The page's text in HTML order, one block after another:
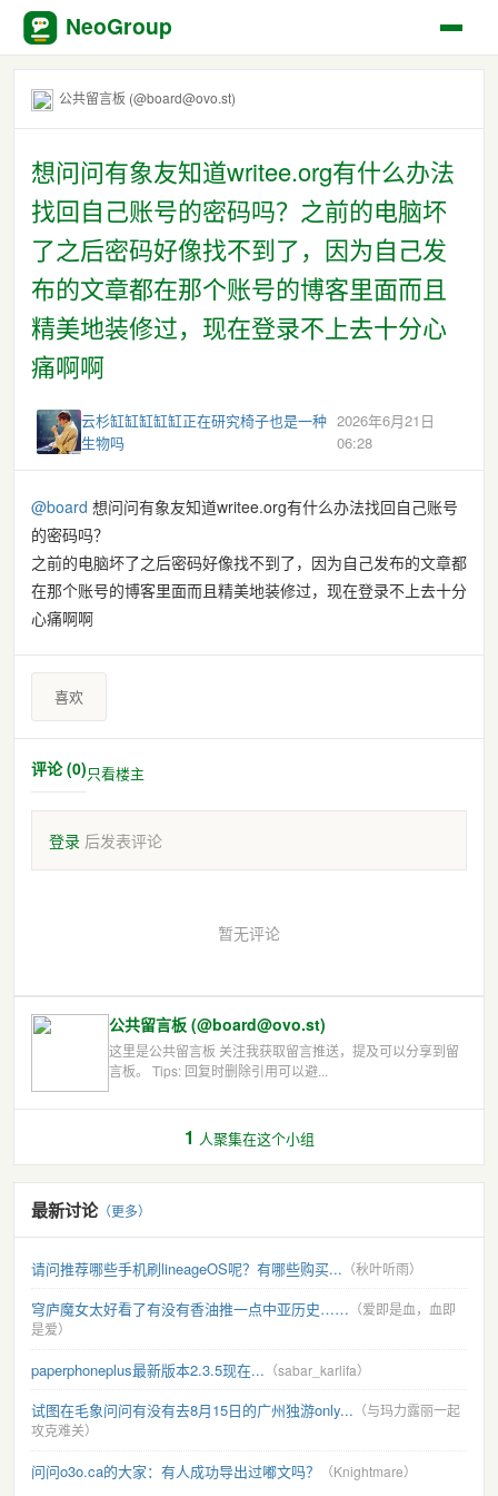
NeoGroup
公共留言板 (@board@ovo.st)
想问问有象友知道writee.org有什么办法
找回自己账号的密码吗？之前的电脑坏
了之后密码好像找不到了，因为自己发
布的文章都在那个账号的博客里面而且
精美地装修过，现在登录不上去十分心
痛啊啊
云杉缸缸缸缸缸正在研究椅子也是一种
生物吗
2026年6月21日
06:28
@board 想问问有象友知道writee.org有什么办法找回自己账号
的密码吗？
之前的电脑坏了之后密码好像找不到了，因为自己发布的文章都
在那个账号的博客里面而且精美地装修过，现在登录不上去十分
心痛啊啊
喜欢
评论 (0)只看楼主
登录 后发表评论
暂无评论
公共留言板 (@board@ovo.st)
这里是公共留言板 关注我获取留言推送，提及可以分享到留
言板。 Tips: 回复时删除引用可以避...
1 人聚集在这个小组
最新讨论（更多）
请问推荐哪些手机刷lineageOS呢？有哪些购买... （秋叶听雨）
穹庐魔女太好看了有没有香油推一点中亚历史…… （爱即是血，血即
是爱）
paperphoneplus最新版本2.3.5现在... （sabar_karlifa）
试图在毛象问问有没有去8月15日的广州独游only... （与玛力露丽一起
攻克难关）
问问o3o.ca的大家：有人成功导出过嘟文吗？
（Knightmare）